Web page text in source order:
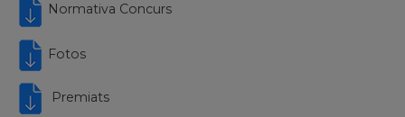
Normativa Concurs
Fotos
Premiats